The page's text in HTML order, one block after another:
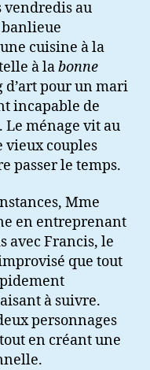
vendredis au
cuisine à la
à labonne
d’art pour un mari
incapable de
ménage vit au
vieux couples
passer le temps.
Mme
en entreprenant
avec Francis, le
que tout
à suivre.
personnages
en créant une